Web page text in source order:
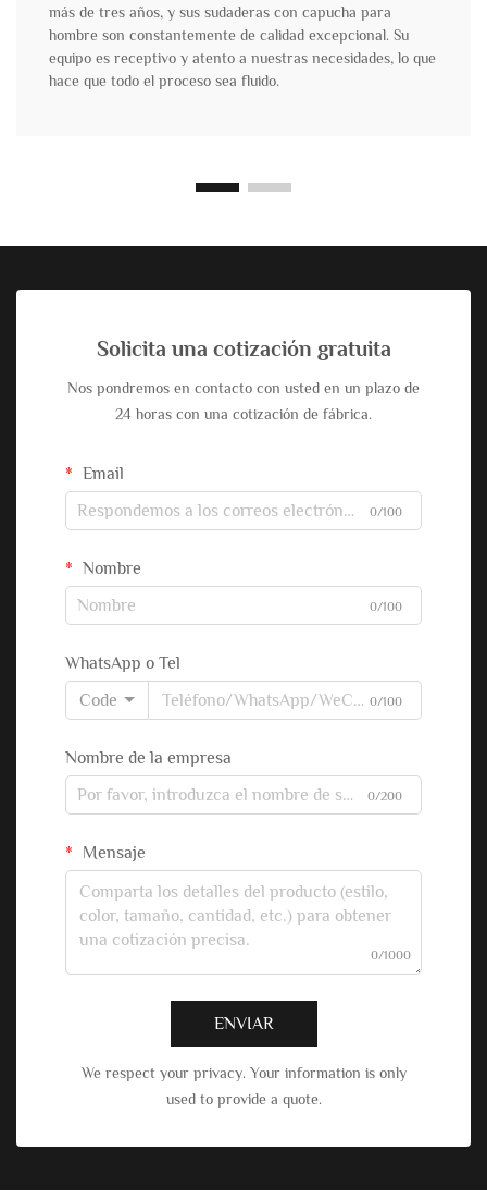
más de tres años, y sus sudaderas con capucha para
hombre son constantemente de calidad excepcional. Su
equipo es receptivo y atento a nuestras necesidades, lo que
hace que todo el proceso sea fluido.
Solicita una cotización gratuita
Nos pondremos en contacto con usted en un plazo de
24 horas con una cotización de fábrica.
Email
0/100
Nombre
0/100
WhatsApp o Tel
Code
0/100
Nombre de la empresa
0/200
Mensaje
0/1000
ENVIAR
We respect your privacy. Your information is only
used to provide a quote.